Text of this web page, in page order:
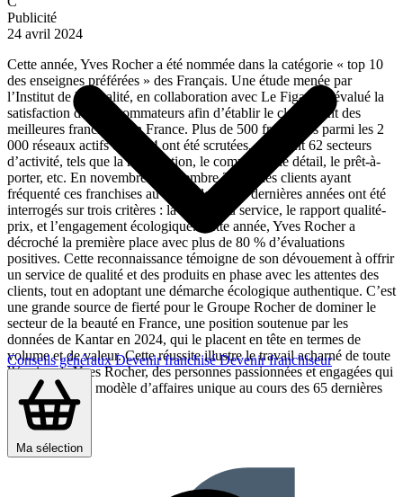
Conseils générauxDevenir franchiséDevenir franchiseur
Ma sélection
Publicité
24 avril 2024
Cette année, Yves Rocher a été nommée dans la catégorie « top 10
des enseignes préférées » des Français. Une étude menée par
l’Institut de la Qualité, en collaboration avec Le Figaro, a évalué la
satisfaction des consommateurs afin d’établir le classement des
meilleures franchises en France. Plus de 500 franchises parmi les 2
000 réseaux actifs en 2024 ont été scrutées, couvrant 62 secteurs
d’activité, tels que la restauration, le commerce de détail, le prêt-à-
porter, etc. En novembre et décembre 2023, des clients ayant
fréquenté ces franchises au cours des deux dernières années ont été
interrogés sur trois critères : la qualité du service, le rapport qualité-
prix, et l’engagement écologique. Cette année, Yves Rocher a
décroché la première place avec plus de 80 % d’évaluations
positives. Cette reconnaissance témoigne de son dévouement à offrir
un service de qualité et des produits en phase avec les attentes des
clients, tout en adoptant une démarche écologique authentique. C’est
une grande source de fierté pour le Groupe Rocher de dominer le
secteur de la beauté en France, une position soutenue par les
données de Kantar en 2024, qui le placent en tête en termes de
volume et de valeur. Cette réussite illustre le travail acharné de toute
l’équipe de Yves Rocher, des personnes passionnées et engagées qui
ont façonné un modèle d’affaires unique au cours des 65 dernières
années !
Partager sur :